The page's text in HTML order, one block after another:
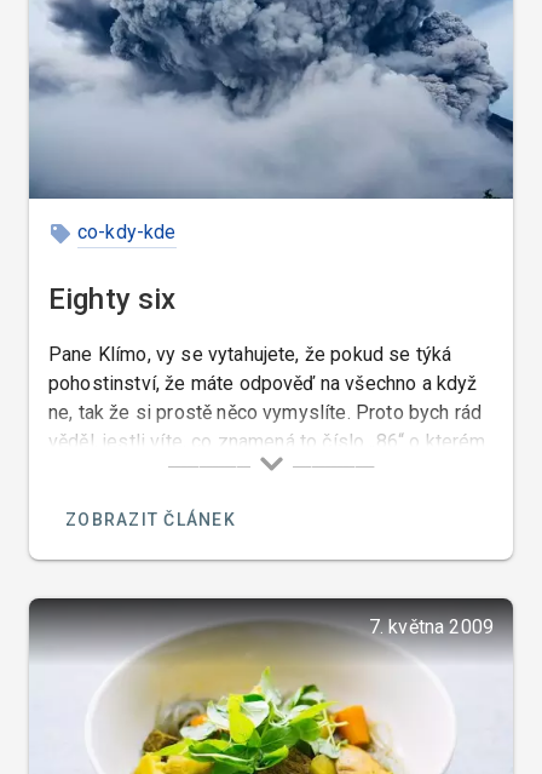
co-kdy-kde
Eighty six
Pane Klímo, vy se vytahujete, že pokud se týká
pohostinství, že máte odpověď na všechno a když
ne, tak že si prostě něco vymyslíte. Proto bych rád
věděl, jestli víte, co znamená to číslo „86“ o kterém
se v jednom svém pořadu „Ano šéfe“ zmínil pan
znamená, že když je něco, nebo někdo „na odstřel“
že se řekne „eighty six“.
ZOBRAZIT ČLÁNEK
7. května 2009